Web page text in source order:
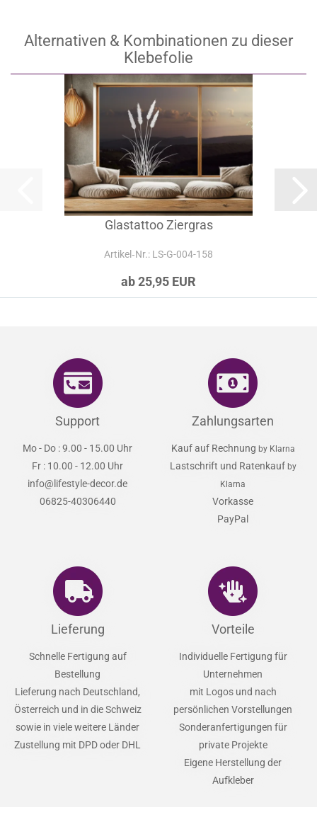
Alternativen & Kombinationen zu dieser
Klebefolie
Glastattoo Ziergras
Artikel‑Nr.: LS-G-004-158
ab 25,95 EUR
Support
Mo - Do : 9.00 - 15.00 Uhr
Fr : 10.00 - 12.00 Uhr
info@lifestyle-decor.de
06825-40306440
Zahlungsarten
Kauf auf Rechnung by Klarna
Lastschrift und Ratenkauf by
Klarna
Vorkasse
PayPal
Lieferung
Schnelle Fertigung auf
Bestellung
Lieferung nach Deutschland,
Österreich und in die Schweiz
sowie in viele weitere Länder
Zustellung mit DPD oder DHL
Vorteile
Individuelle Fertigung für
Unternehmen
mit Logos und nach
persönlichen Vorstellungen
Sonderanfertigungen für
private Projekte
Eigene Herstellung der
Aufkleber